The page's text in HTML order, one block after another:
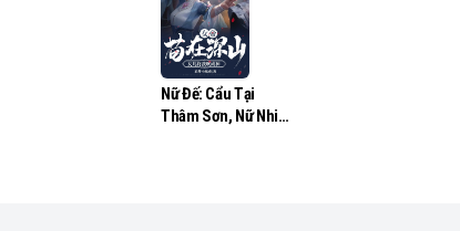
Nữ Đế: Cẩu Tại
Thâm Sơn, Nữ Nhi